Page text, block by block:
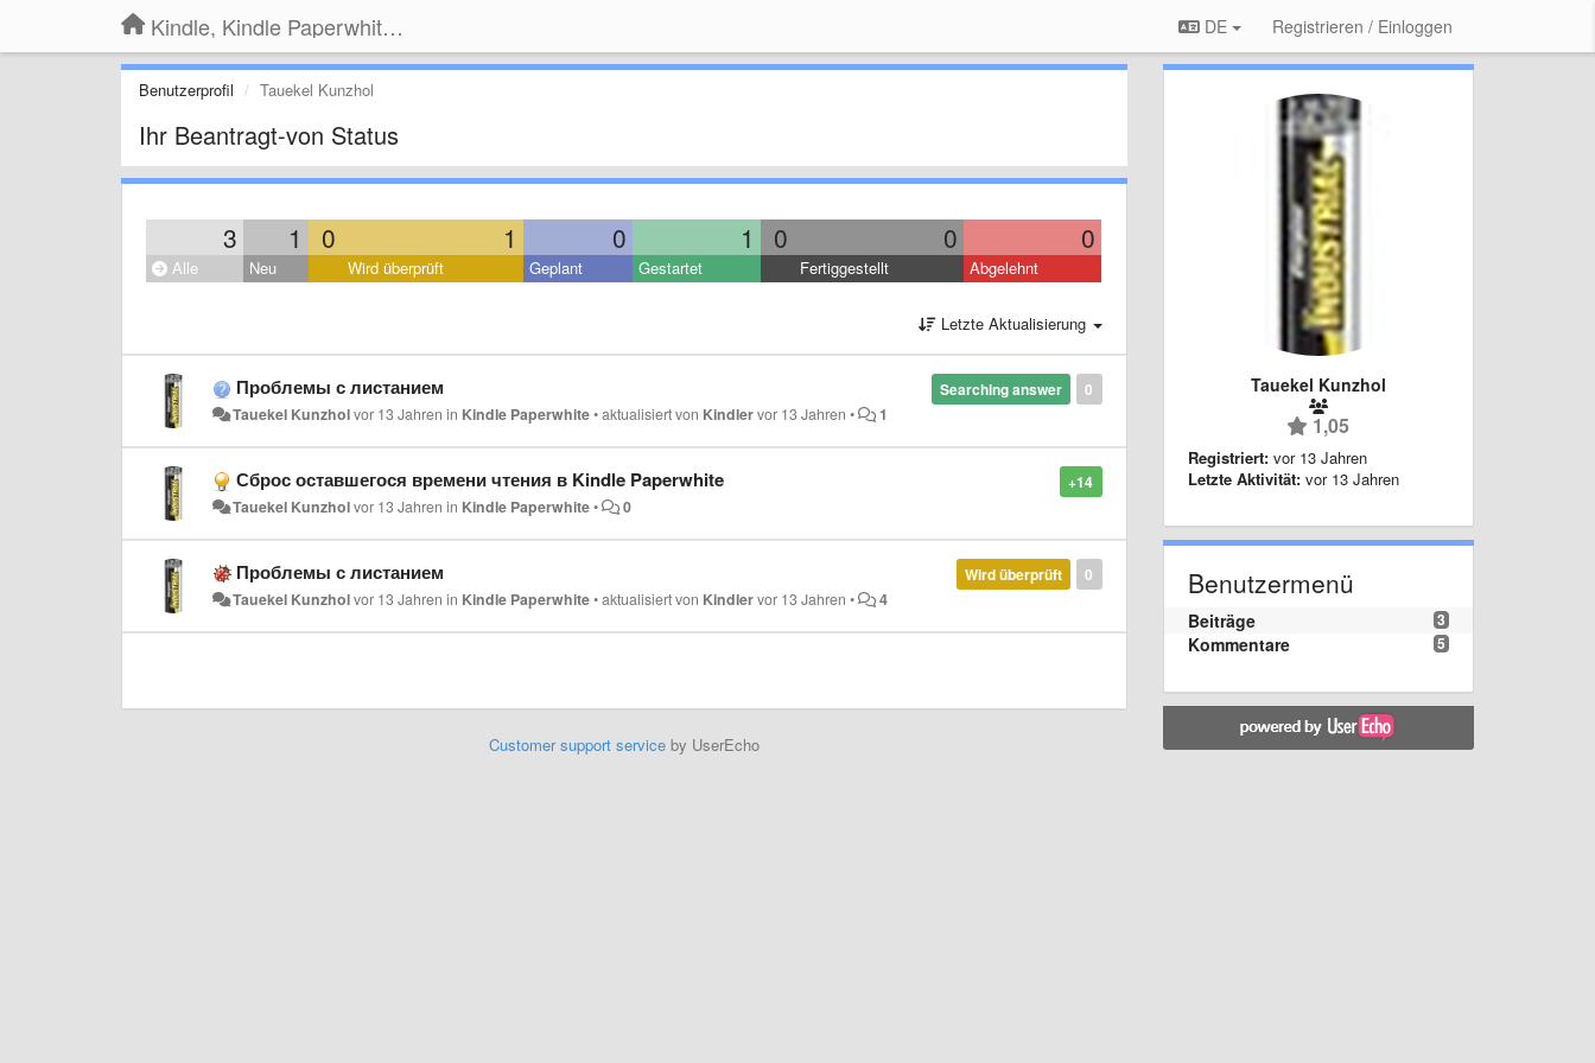
Kindle, Kindle Paperwhite, Kindle Voyage DE Registrieren / Einloggen
Benutzerprofil Tauekel Kunzhol
Ihr Beantragt-von Status
3 1 0 1 0 1 0 0 0
Alle Neu Wird überprüft Geplant Gestartet Fertiggestellt Abgelehnt
Letzte Aktualisierung
0
Searching answer
Проблемы с листанием
Tauekel Kunzholvor 13 Jahren in Kindle Paperwhite•aktualisiert von Kindlervor 13 Jahren • 1
+14
Сброс оставшегося времени чтения в Kindle Paperwhite
Tauekel Kunzholvor 13 Jahren in Kindle Paperwhite• 0
0
Wird überprüft
Проблемы с листанием
Tauekel Kunzholvor 13 Jahren in Kindle Paperwhite•aktualisiert von Kindlervor 13 Jahren • 4
Customer support serviceby UserEcho
Tauekel Kunzhol
1,05
Registriert: vor 13 Jahren
Letzte Aktivität: vor 13 Jahren
Benutzermenü
3
Beiträge
5
Kommentare